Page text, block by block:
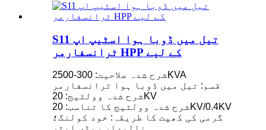
S11 تیل میں ڈوبا ہوا اسٹیپ اپ
ٹرانسفارمر HPP کے لیے
شرح شدہ صلاحیت: 300-2500KVA
قسم: تیل میں ڈوبا ہوا ٹرانسفارمر
شرح شدہ وولٹیج: 20KV
شرح شدہ وولٹیج کا تناسب: 20KV/0.4KV
گرمی کی کھپت کا طریقہ: خود کولنگ؛